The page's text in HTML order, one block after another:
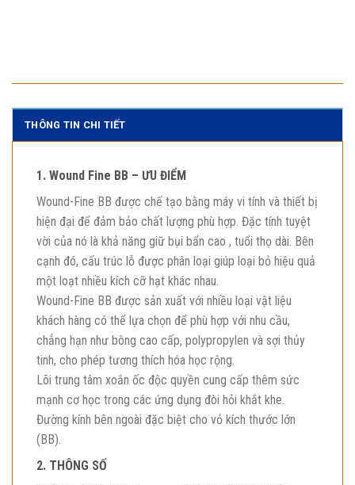
THÔNG TIN CHI TIẾT
1. Wound Fine BB – ƯU ĐIỂM
Wound-Fine BB được chế tạo bằng máy vi tính và thiết bị
hiện đại để đảm bảo chất lượng phù hợp. Đặc tính tuyệt
vời của nó là khả năng giữ bụi bẩn cao , tuổi thọ dài. Bên
cạnh đó, cấu trúc lỗ được phân loại giúp loại bỏ hiệu quả
một loạt nhiều kích cỡ hạt khác nhau.
Wound-Fine BB được sản xuất với nhiều loại vật liệu
khách hàng có thể lựa chọn để phù hợp với nhu cầu,
chẳng hạn như bông cao cấp, polypropylen và sợi thủy
tinh, cho phép tương thích hóa học rộng.
Lõi trung tâm xoắn ốc độc quyền cung cấp thêm sức
mạnh cơ học trong các ứng dụng đòi hỏi khắt khe.
Đường kính bên ngoài đặc biệt cho vỏ kích thước lớn
(BB).
2. THÔNG SỐ